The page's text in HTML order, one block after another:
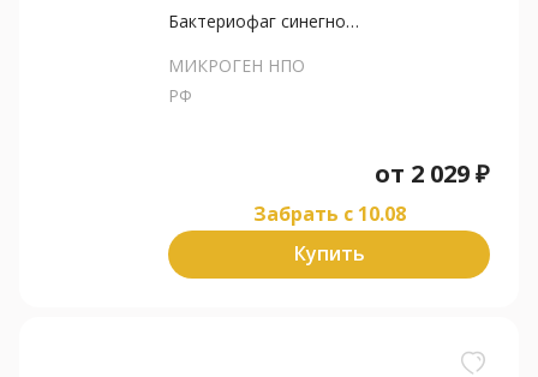
Бактериофаг синегнойной палочки
МИКРОГЕН НПО
РФ
от 2 029₽
Забрать c 10.08
Купить